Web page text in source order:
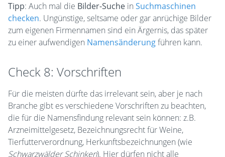
Tipp: Auch mal die Bilder-Suche in Suchmaschinen
checken. Ungünstige, seltsame oder gar anrüchige Bilder
zum eigenen Firmennamen sind ein Ärgernis, das später
zu einer aufwendigen Namensänderungführen kann.
Check 8: Vorschriften
Für die meisten dürfte das irrelevant sein, aber je nach
Branche gibt es verschiedene Vorschriften zu beachten,
die für die Namensfindung relevant sein können: z.B.
Arzneimittelgesetz, Bezeichnungsrecht für Weine,
Tierfutterverordnung, Herkunftsbezeichnungen (wie
Schwarzwälder Schinken). Hier dürfen nicht alle